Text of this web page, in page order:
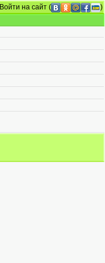
Войти на сайт (
)